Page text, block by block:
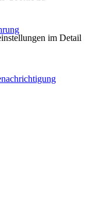
im Detail